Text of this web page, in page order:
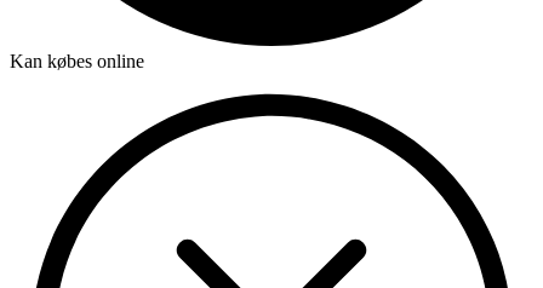
Kan købes online